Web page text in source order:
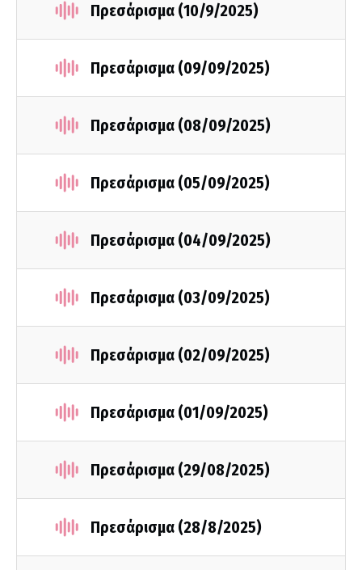
Πρεσάρισμα (10/9/2025)
Πρεσάρισμα (09/09/2025)
Πρεσάρισμα (08/09/2025)
Πρεσάρισμα (05/09/2025)
Πρεσάρισμα (04/09/2025)
Πρεσάρισμα (03/09/2025)
Πρεσάρισμα (02/09/2025)
Πρεσάρισμα (01/09/2025)
Πρεσάρισμα (29/08/2025)
Πρεσάρισμα (28/8/2025)